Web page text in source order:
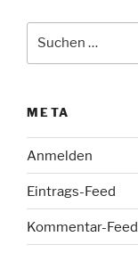
META
Anmelden
Eintrags-Feed
Kommentar-Feed